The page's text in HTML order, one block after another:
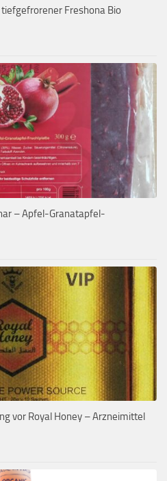
tiefgefrorener Freshona Bio
– Apfel-Granatapfel-
vor Royal Honey – Arzneimittel